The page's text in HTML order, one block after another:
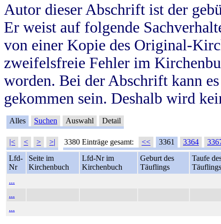
Autor dieser Abschrift ist der
Er weist auf folgende
von einer Kopie des Original-
zweifelsfreie Fehler im
worden. Bei der Abschrift kann
gekommen sein. Deshalb wird
Alles Suchen Auswahl Detail
|< < > >| 3380 Einträge gesamt: << 3361 3364
Lfd-
Nr
Seite im
Kirchenbuch
Lfd-Nr im
Kirchenbuch
Geburt des
Täuflings
Taufe
Täuflings
...
...
...